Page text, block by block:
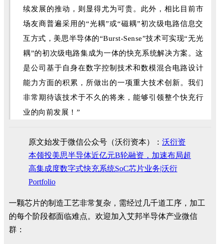
续发展的推动，则显得尤为可贵。此外，相比目前市
场友商普遍采用的“光耦”或“磁耦”初次级电路信息交
互方式，美思半导体的“Burst-Sense”技术可实现“无光
耦”的初次级电路集成为一体的快充系统解决方案。这
是公司基于自身在数字控制技术和数模混合电路设计
能力方面的积累，所做出的一项重大技术创新。我们
非常期待该技术于不久的将来，能够引领整个快充行
业的向前发展！”
原文始发于微信公众号（沃衍资本）： 沃衍资
本领投美思半导体近亿元B轮融资，加速布局超
高集成度数字式快充系统SoC芯片业务|沃衍
Portfolio
一颗芯片的制造工艺非常复杂，需经过几千道工序，加工
的每个阶段都面临难点。欢迎加入艾邦半导体产业微信
群：